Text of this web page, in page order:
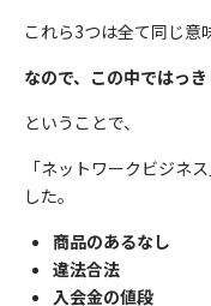
これら3つは全て同じ意
なので、この中ではっ
ということで、
「ネットワークビジネ
した。
商品のあるなし
違法合法
入会金の値段